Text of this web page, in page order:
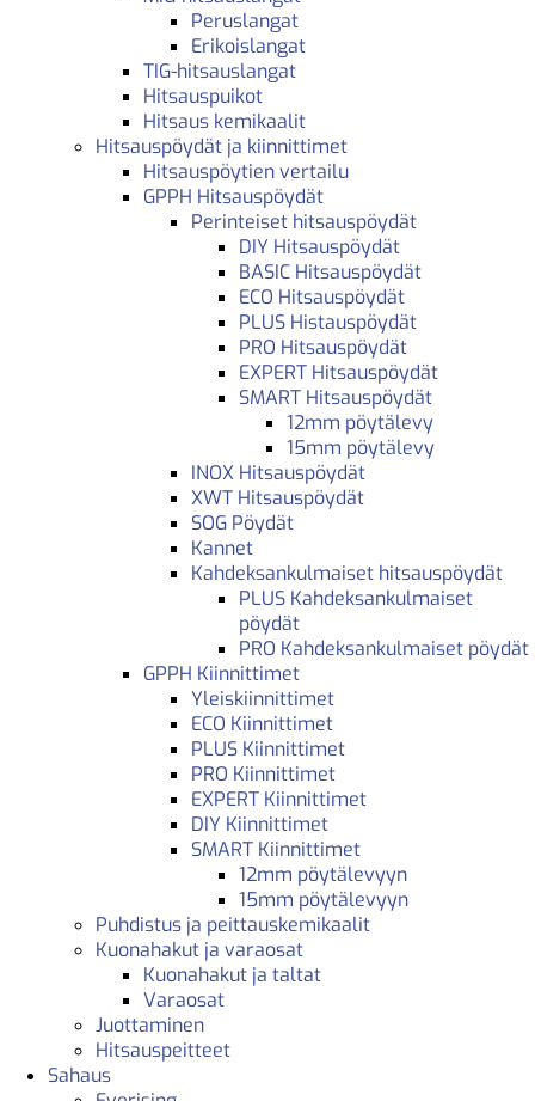
Peruslangat
Erikoislangat
TIG-hitsauslangat
Hitsauspuikot
Hitsaus kemikaalit
Hitsauspöydät ja kiinnittimet
Hitsauspöytien vertailu
GPPH Hitsauspöydät
Perinteiset hitsauspöydät
DIY Hitsauspöydät
BASIC Hitsauspöydät
ECO Hitsauspöydät
PLUS Histauspöydät
PRO Hitsauspöydät
EXPERT Hitsauspöydät
SMART Hitsauspöydät
12mm pöytälevy
15mm pöytälevy
INOX Hitsauspöydät
XWT Hitsauspöydät
SOG Pöydät
Kannet
Kahdeksankulmaiset hitsauspöydät
PLUS Kahdeksankulmaiset
pöydät
PRO Kahdeksankulmaiset pöydät
GPPH Kiinnittimet
Yleiskiinnittimet
ECO Kiinnittimet
PLUS Kiinnittimet
PRO Kiinnittimet
EXPERT Kiinnittimet
DIY Kiinnittimet
SMART Kiinnittimet
12mm pöytälevyyn
15mm pöytälevyyn
Puhdistus ja peittauskemikaalit
Kuonahakut ja varaosat
Kuonahakut ja taltat
Varaosat
Juottaminen
Hitsauspeitteet
Sahaus